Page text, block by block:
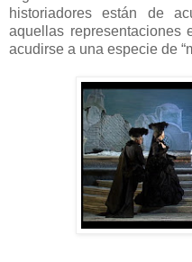
historiadores están de
aquellas
acudirse a una especie de